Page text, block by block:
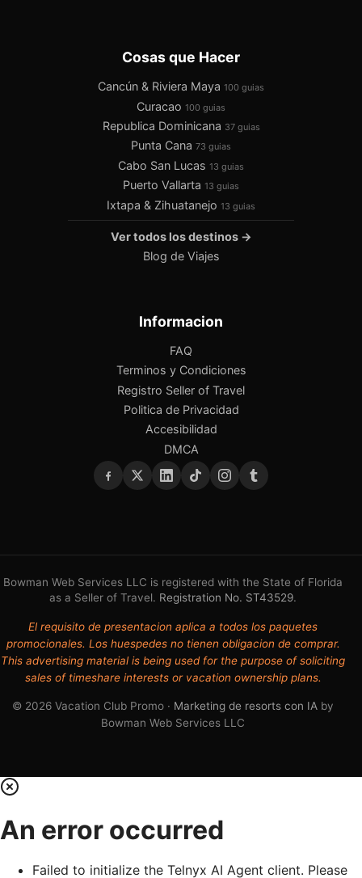
Cosas que Hacer
Cancún & Riviera Maya 100 guias
Curacao 100 guias
Republica Dominicana 37 guias
Punta Cana 73 guias
Cabo San Lucas 13 guias
Puerto Vallarta 13 guias
Ixtapa & Zihuatanejo 13 guias
Ver todos los destinos →
Blog de Viajes
Informacion
FAQ
Terminos y Condiciones
Registro Seller of Travel
Politica de Privacidad
Accesibilidad
DMCA
Bowman Web Services LLC is registered with the State of Florida
as a Seller of Travel. Registration No. ST43529.
El requisito de presentacion aplica a todos los paquetes
promocionales. Los huespedes no tienen obligacion de comprar.
This advertising material is being used for the purpose of soliciting
sales of timeshare interests or vacation ownership plans.
© 2026 Vacation Club Promo · Marketing de resorts con IA by
Bowman Web Services LLC